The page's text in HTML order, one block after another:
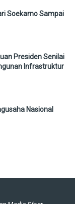
Soekarno Sampai
Presiden Senilai
Infrastruktur
Nasional